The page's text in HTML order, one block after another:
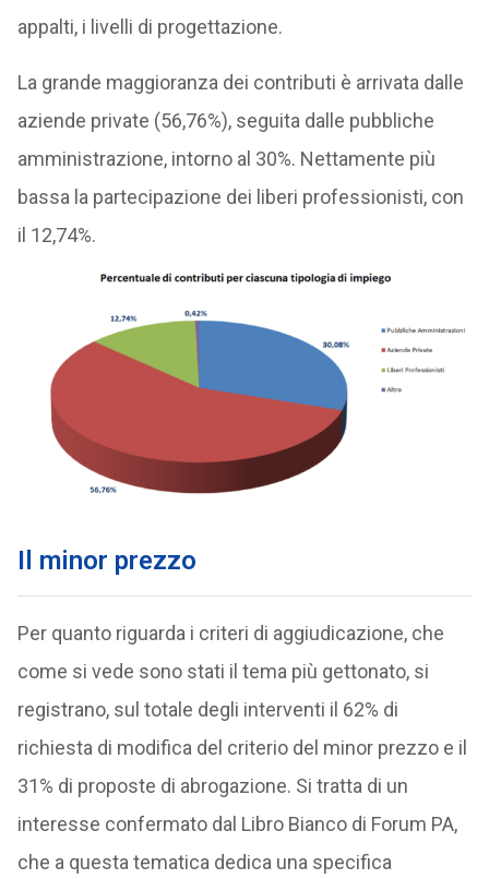
appalti, i livelli di progettazione.
La grande maggioranza dei contributi è arrivata dalle
aziende private (56,76%), seguita dalle pubbliche
amministrazione, intorno al 30%. Nettamente più
bassa la partecipazione dei liberi professionisti, con
il 12,74%.
Il minor prezzo
Per quanto riguarda i criteri di aggiudicazione, che
come si vede sono stati il tema più gettonato, si
registrano, sul totale degli interventi il 62% di
richiesta di modifica del criterio del minor prezzo e il
31% di proposte di abrogazione. Si tratta di un
interesse confermato dal Libro Bianco di Forum PA,
che a questa tematica dedica una specifica